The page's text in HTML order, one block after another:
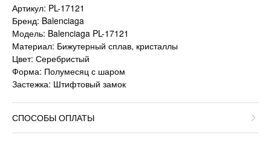
Артикул: PL-17121
Бренд: Balenciaga
Модель: Balenciaga PL-17121
Материал: Бижутерный сплав, кристаллы
Цвет: Серебристый
Форма: Полумесяц с шаром
Застежка: Штифтовый замок
СПОСОБЫ ОПЛАТЫ